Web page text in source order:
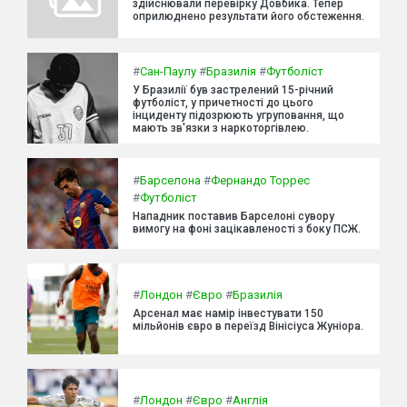
здійснювали перевірку Довбика. Тепер
оприлюднено результати його обстеження.
#Сан-Паулу #Бразилія #Футболіст
У Бразилії був застрелений 15-річний
футболіст, у причетності до цього
інциденту підозрюють угруповання, що
мають зв'язки з наркоторгівлею.
#Барселона #Фернандо Торрес
#Футболіст
Нападник поставив Барселоні сувору
вимогу на фоні зацікавленості з боку ПСЖ.
#Лондон #Євро #Бразилія
Арсенал має намір інвестувати 150
мільйонів євро в переїзд Вінісіуса Жуніора.
#Лондон #Євро #Англія